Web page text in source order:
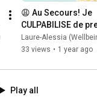
😩 Au Secours! Je
CULPABILISE de
des CONGÉS!
Laure-Alessia
33 views • 1 year ago
Play all